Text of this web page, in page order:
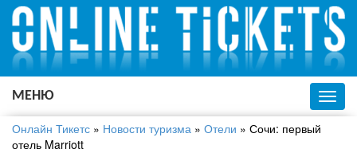
Английский
Русский
Украинский
МЕНЮ
Онлайн Тикетс » Новости туризма » Отели » Сочи: первый
отель Marriott